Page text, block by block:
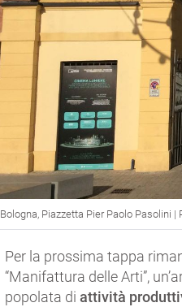
Bologna, Piazzetta Pier Paolo Pasolini |
Per la prossima tappa
“Manifattura delle Arti”,
popolata di attività